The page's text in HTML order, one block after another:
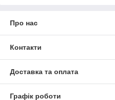
Про нас
Контакти
Доставка та оплата
Графік роботи